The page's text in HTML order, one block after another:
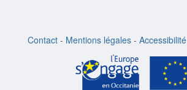
Contact - Mentions légales -